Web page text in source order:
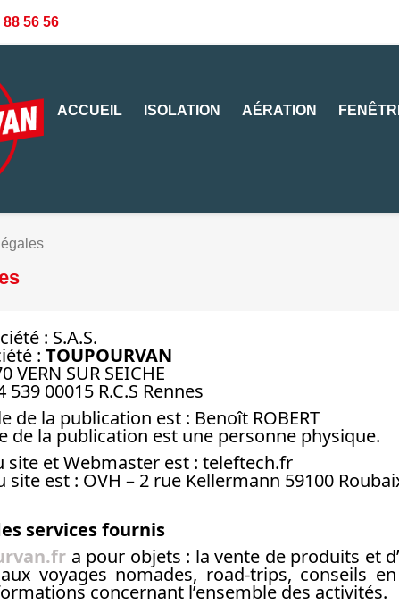
88 56 56
ACCUEIL ISOLATION AÉRATION
: S.A.S.
: TOUPOURVAN
VERN SUR SEICHE
539 00015 R.C.S Rennes
de la publication est : Benoît ROBERT
de la publication est une personne physique.
site et Webmaster est : teleftech.fr
site est : OVH – 2 rue Kellermann 59100
services fournis
a pour objets : la vente de produits et
aux voyages nomades, road-trips, conseils
concernant l’ensemble des activités.